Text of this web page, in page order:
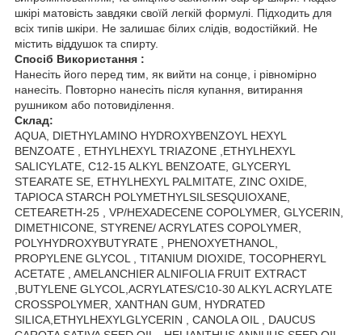
шкірі матовість завдяки своїй легкій формулі. Підходить для
всіх типів шкіри. Не залишає білих слідів, водостійкий. Не
містить віддушок та спирту.
Спосіб Використання :
Нанесіть його перед тим, як вийти на сонце, і рівномірно
нанесіть. Повторно нанесіть після купання, витирання
рушником або потовиділення.
Склад:
AQUA, DIETHYLAMINO HYDROXYBENZOYL HEXYL
BENZOATE , ETHYLHEXYL TRIAZONE ,ETHYLHEXYL
SALICYLATE, C12-15 ALKYL BENZOATE, GLYCERYL
STEARATE SE, ETHYLHEXYL PALMITATE, ZINC OXIDE,
TAPIOCA STARCH POLYMETHYLSILSESQUIOXANE,
CETEARETH-25 , VP/HEXADECENE COPOLYMER, GLYCERIN,
DIMETHICONE, STYRENE/ ACRYLATES COPOLYMER,
POLYHYDROXYBUTYRATE , PHENOXYETHANOL,
PROPYLENE GLYCOL , TITANIUM DIOXIDE, TOCOPHERYL
ACETATE , AMELANCHIER ALNIFOLIA FRUIT EXTRACT
,BUTYLENE GLYCOL,ACRYLATES/C10-30 ALKYL ACRYLATE
CROSSPOLYMER, XANTHAN GUM, HYDRATED
SILICA,ETHYLHEXYLGLYCERIN , CANOLA OIL , DAUCUS